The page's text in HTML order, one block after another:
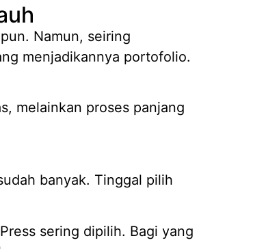
Namun, seiring
menjadikannya portofolio.
melainkan proses panjang
banyak. Tinggal pilih
sering dipilih. Bagi yang